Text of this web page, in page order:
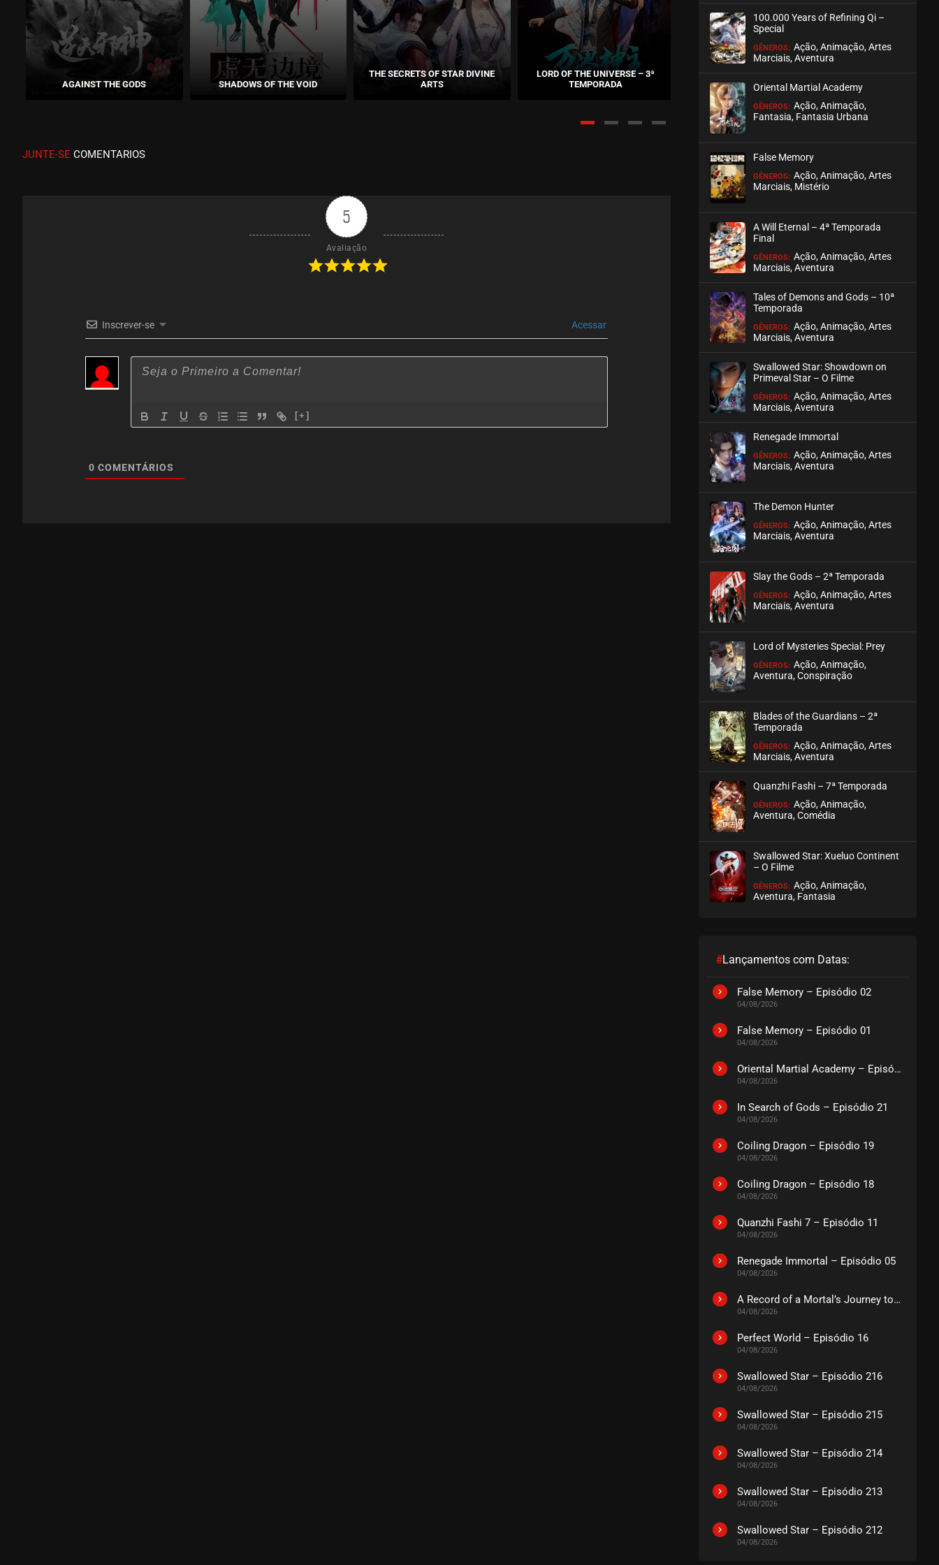
ASSISTIDO
ASSISTIDO
EPISÓDIO 204
ASSISTIDO
ASSISTIDO
ASSISTIDO
EPISÓDIO 201
ASSISTIDO
EPISÓDIO 200
EPISÓDIO 199
EPISÓDIO 194
ASSISTIDO
EPISÓDIO 189
ASSISTIDO
EPISÓDIO 188
EPISÓDIO 187
julho 19, 2026
julho 19, 2026
EPISÓDIO 183
AGAINST THE GODS SHADOWS OF THE VOID
THE SECRETS OF STAR DIVINE
ARTS
LORD OF THE UNIVERSE – 3ª
TEMPORADA
RENEGADE IMMORTAL
JUNTE-SE COMENTARIOS
5
Avaliação
Inscrever-se Acessar
[+]
0 COMENTÁRIOS
100.000 Years of Refining Qi –
Special
GÊNEROS: Ação, Animação, Artes
Marciais, Aventura
Oriental Martial Academy
GÊNEROS: Ação, Animação,
Fantasia, Fantasia Urbana
False Memory
GÊNEROS: Ação, Animação, Artes
Marciais, Mistério
A Will Eternal – 4ª Temporada
Final
GÊNEROS: Ação, Animação, Artes
Marciais, Aventura
Tales of Demons and Gods – 10ª
Temporada
GÊNEROS: Ação, Animação, Artes
Marciais, Aventura
Swallowed Star: Showdown on
Primeval Star – O Filme
GÊNEROS: Ação, Animação, Artes
Marciais, Aventura
Renegade Immortal
GÊNEROS: Ação, Animação, Artes
Marciais, Aventura
The Demon Hunter
GÊNEROS: Ação, Animação, Artes
Marciais, Aventura
Slay the Gods – 2ª Temporada
GÊNEROS: Ação, Animação, Artes
Marciais, Aventura
Lord of Mysteries Special: Prey
GÊNEROS: Ação, Animação,
Aventura, Conspiração
Blades of the Guardians – 2ª
Temporada
GÊNEROS: Ação, Animação, Artes
Marciais, Aventura
Quanzhi Fashi – 7ª Temporada
GÊNEROS: Ação, Animação,
Aventura, Comédia
Swallowed Star: Xueluo Continent
– O Filme
GÊNEROS: Ação, Animação,
Aventura, Fantasia
#Lançamentos com Datas:
False Memory – Episódio 02
04/08/2026
False Memory – Episódio 01
04/08/2026
Oriental Martial Academy – Episódio 03
04/08/2026
In Search of Gods – Episódio 21
04/08/2026
Coiling Dragon – Episódio 19
04/08/2026
Coiling Dragon – Episódio 18
04/08/2026
Quanzhi Fashi 7 – Episódio 11
04/08/2026
Renegade Immortal – Episódio 05
04/08/2026
A Record of a Mortal’s Journey to Immortality – Episódio 73
04/08/2026
Perfect World – Episódio 16
04/08/2026
Swallowed Star – Episódio 216
04/08/2026
Swallowed Star – Episódio 215
04/08/2026
Swallowed Star – Episódio 214
04/08/2026
Swallowed Star – Episódio 213
04/08/2026
Swallowed Star – Episódio 212
04/08/2026